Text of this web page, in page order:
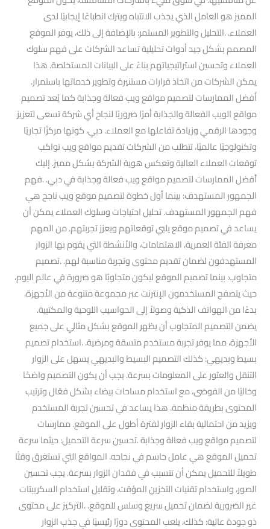
المميز هو العامل الذي يجذب الانتباه ويترك انطباعًا إيجابيًا لدى
العملاء. .التحليل والتطوير المستمر: بالإضافة إلى ذلك، يوفر الموقع
المصمم بشكل جيد أدوات تحليلية تساعد الشركات على فهم سلوك
العملاء وتحسين استراتيجياتهم بناءً على البيانات المستخلصة. هذا
يمكن الشركات من اتخاذ قرارات مستنيرة وتطوير خدماتها باستمرار.
أفضل الممارسات لتصميم مواقع ويب فعالة وجذابة كما يُعد تصميم
مواقع الويب الفعالة والجذابة أمرًا ضروريًا لنجاح أي شركة تسعى لتعزيز
وجودها الرقمي وزيادة تفاعلها مع العملاء. دبي، كونها مركزًا تجاريًا
وتكنولوجيًا عالميًا، تتطلب من الشركات تقديم مواقع ويب تواكب
توقعات العملاء العالية وتعكس هوية الشركة بشكل مميز. إليك
أفضل الممارسات لتصميم مواقع ويب فعالة وجذابة في دبي. .فهم
الجمهور المستهدف: بينما أول خطوة لتصميم موقع ويب ناجح هي
فهم الجمهور المستهدف. تحليل احتياجات وسلوك العملاء يمكن أن
يساعد في تصميم موقع يلبي توقعاتهم ويعزز تجربتهم. من المهم
معرفة الفئة العمرية، الاهتمامات، والأنشطة التي يقوم بها الزوار
المستهدفون لضمان تقديم محتوى وتجربة مناسبة لهم. .تصميم
متجاوب: بينما تصميم الموقع ليكون متجاوبًا هو ضرورة في عالم اليوم،
حيث يتصفح المستخدمون الإنترنت عبر مجموعة متنوعة من الأجهزة،
بدءًا من الهواتف الذكية وصولاً إلى الحواسيب اللوحية والمكتبية.
يضمن التصميم المتجاوب أن يظهر الموقع بشكل مثالي على جميع
الأجهزة، مما يوفر تجربة مستخدم متسقة ومرضية. .استخدام تصميم
بسيط وبديهي: كذلك التصميم البسيط والبديهي يسهل على الزوار
التنقل والعثور على المعلومات بسرعة. يجب أن يكون التصميم واضحًا
وخاليًا من الفوضى، مع استخدام مساحات بيضاء بشكل فعّال وترتيب
المحتوى بطريقة منظمة. هذا يساعد في تحسين تجربة المستخدم
ويزيد من احتمالية بقاء الزوار لفترة أطول على الموقع. ممارسات
لتصميم مواقع ويب فعالة وجذابة .تحسين سرعة التحميل: حيثما سرعة
تحميل الموقع هي عامل حاسم في نجاحه. المواقع التي تستغرق وقتًا
طويلاً للتحميل يمكن أن تتسبب في فقدان الزوار بسرعة. يجب تحسين
الصور، واستخدام تقنيات التخزين المؤقت، وتقليل استخدام السكريبتات
غير الضرورية لضمان تحميل سريع وسلس للموقع. .التركيز على محتوى
ذو جودة عالية: كذلك، يلعب المحتوى دورًا رئيسيًا في جذب الزوار